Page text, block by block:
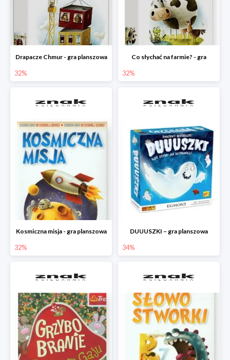
Drapacze Chmur - gra planszowa
32%
Co słychać na farmie? - gra
32%
Kosmiczna misja - gra planszowa
32%
DUUUSZKI – gra planszowa
34%